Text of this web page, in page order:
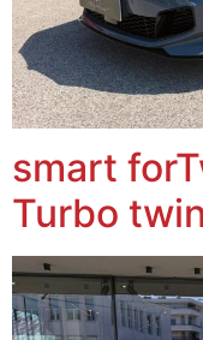
smart
Turbo